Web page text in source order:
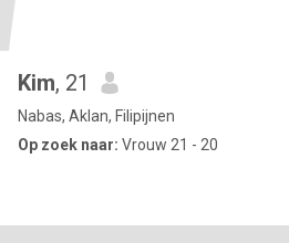
Kim, 21
Nabas, Aklan, Filipijnen
Op zoek naar: Vrouw 21 - 20